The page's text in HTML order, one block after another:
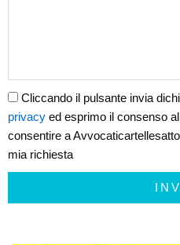
Cliccando il pulsante invia
privacy ed esprimo il consenso
consentire a
mia richiesta